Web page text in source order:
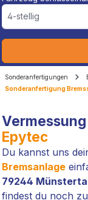
4-stellig
Sonderanfertigungen
Sonderanfertigung
Epytec
Du kannst uns
Bremsanlage
79244
findest du noch